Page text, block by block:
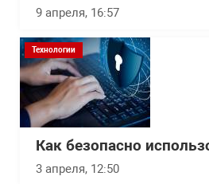
9 апреля, 16:57
Технологии
Как безопасно
3 апреля, 12:50